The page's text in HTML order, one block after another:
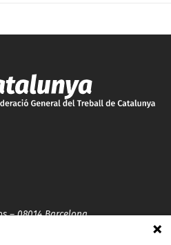
– 08014 Barcelona